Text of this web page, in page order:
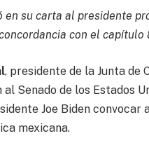
en su carta al presidente
con el capítulo
, presidente de la Junta de
Senado de los Estados
Joe Biden
mexicana.